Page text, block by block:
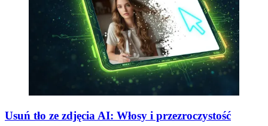
Usuń tło ze zdjęcia AI: Włosy i przezroczystość